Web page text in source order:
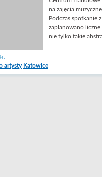
na zajęcia
Podczas spotkanie
zaplanowano liczne
nie tylko takie
artysty Katowice